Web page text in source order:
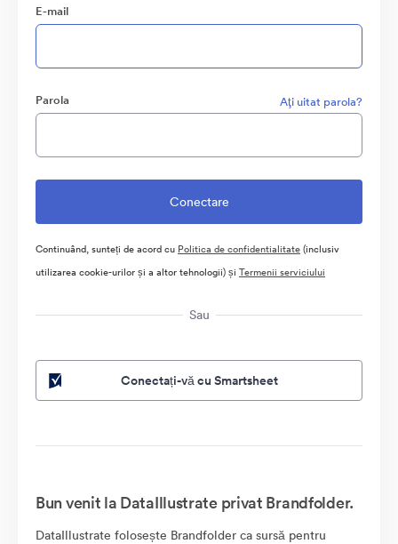
E-mail
Parola Aţi uitat parola?
Continuând, sunteți de acord cu Politica de confidentialitate(inclusiv
utilizarea cookie-urilor și a altor tehnologii) și Termenii serviciului
Sau
Conectați-vă cu Smartsheet
Bun venit la DataIllustrate privat Brandfolder.
DataIllustrate folosește Brandfolder ca sursă pentru